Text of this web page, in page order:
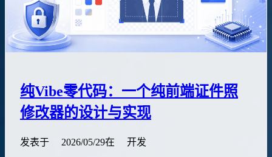
纯Vibe零代码：一个纯前端证件照
修改器的设计与实现
发表于 2026/05/29在 开发